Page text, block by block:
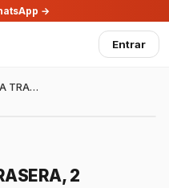
→
Entrar
ENFRIADOR BARRA TRASERA, 2 PUERTAS DE VIDRIO INTERNATIONAL
2